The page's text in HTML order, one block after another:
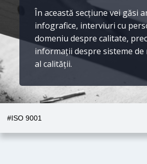
În această secțiune vei găsi
infografice, interviuri cu
domeniu despre calitate,
informații despre sisteme
al calității.